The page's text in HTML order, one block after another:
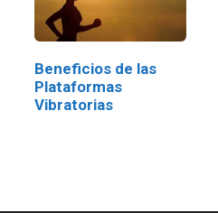
Beneficios de las
Plataformas
Vibratorias